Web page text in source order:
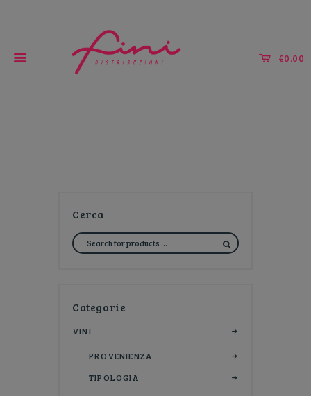
€0.00
Cerca
Categorie
VINI
PROVENIENZA
TIPOLOGIA